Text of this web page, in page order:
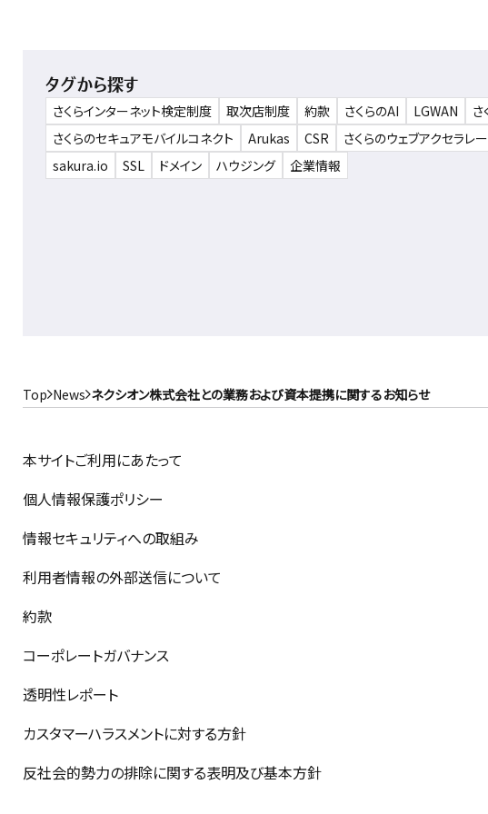
タグから探す
さくらインターネット検定制度 取次店制度 約款 さくらのAI LGWAN さ
さくらのセキュアモバイルコネクト
Arukas CSR さくらのウェブアクセラレ
sakura.io
SSL ドメイン ハウジング 企業情報
Top News ネクシオン株式会社との業務および資本提携に関するお知らせ
本サイトご利用にあたって
個人情報保護ポリシー
情報セキュリティへの取組み
利用者情報の外部送信について
約款
コーポレートガバナンス
透明性レポート
カスタマーハラスメントに対する方針
反社会的勢力の排除に関する表明及び基本方針